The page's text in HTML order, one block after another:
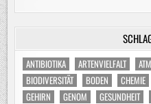
ANTIBIOTIKA ARTENVIELFALT
BIODIVERSITÄT
BODEN CHEMIE
GEHIRN
GENOM GESUNDHEIT